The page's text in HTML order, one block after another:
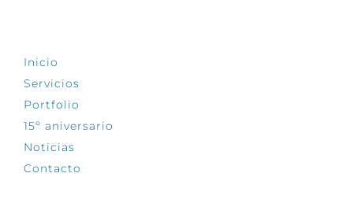
Inicio
Servicios
Portfolio
15º aniversario
Noticias
Contacto